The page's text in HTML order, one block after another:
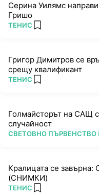
Серина Уилямс
Гришо
ПОВЕЧЕ ОТ
ТЕНИС add favorites
Григор Димитров се
срещу квалификант
ПОВЕЧЕ ОТ
ТЕНИС add favorites
Голмайсторът на САЩ
случайност
ПОВЕЧЕ ОТ
СВЕТОВНО ПЪРВЕНСТВО
Кралицата се
(СНИМКИ)
ПОВЕЧЕ ОТ
ТЕНИС add favorites